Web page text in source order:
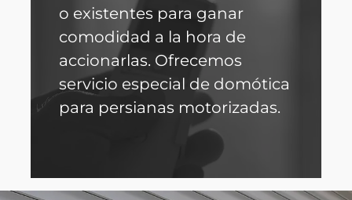
o existentes para ganar
comodidad a la hora de
accionarlas. Ofrecemos
servicio especial de domótica
para persianas motorizadas.